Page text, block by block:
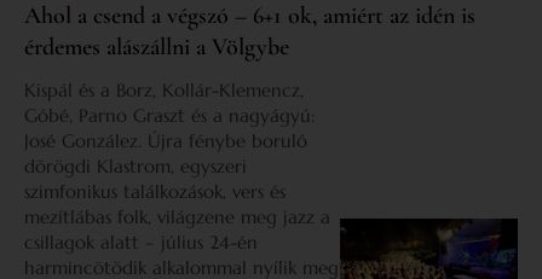
Ahol a csend a végszó – 6+1 ok, amiért az idén is
érdemes alászállni a Völgybe
Kispál és a Borz, Kollár-Klemencz,
Góbé, Parno Graszt és a nagyágyú:
José González. Újra fénybe boruló
dörögdi Klastrom, egyszeri
szimfonikus találkozások, vers és
mezítlábas folk, világzene meg jazz a
csillagok alatt – július 24-én
harmincötödik alkalommal nyílik meg